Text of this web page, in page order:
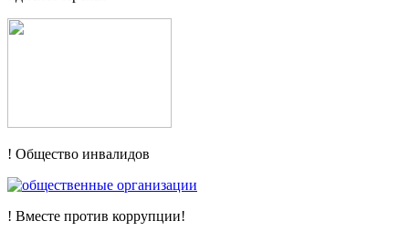
! Общество инвалидов
! Вместе против коррупции!